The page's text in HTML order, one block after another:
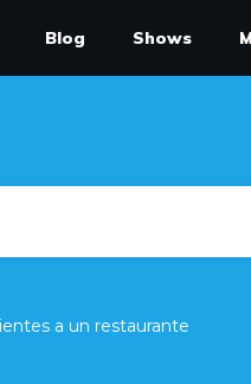
Blog Shows
a un restaurante